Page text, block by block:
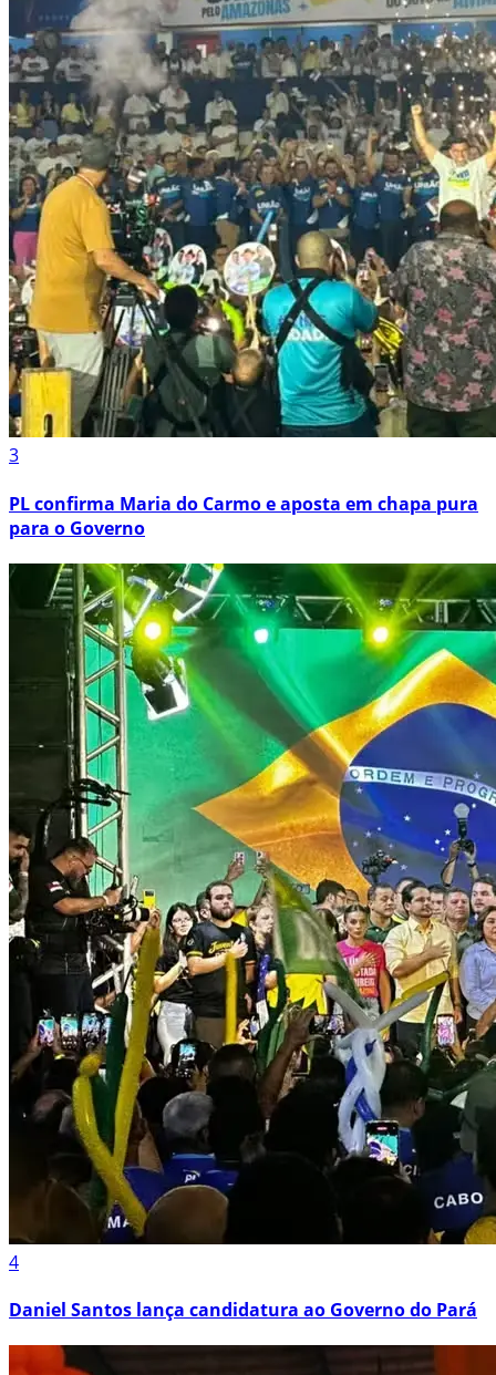
3
PL confirma Maria do Carmo e aposta em chapa pura
para o Governo
4
Daniel Santos lança candidatura ao Governo do Pará